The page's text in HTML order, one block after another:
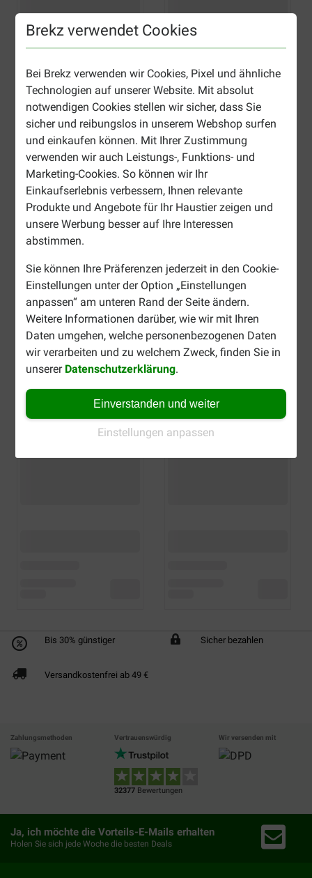
Brekz verwendet Cookies
Bei Brekz verwenden wir Cookies, Pixel und ähnliche
Technologien auf unserer Website. Mit absolut
notwendigen Cookies stellen wir sicher, dass Sie
sicher und reibungslos in unserem Webshop surfen
und einkaufen können. Mit Ihrer Zustimmung
verwenden wir auch Leistungs-, Funktions- und
Marketing-Cookies. So können wir Ihr
Einkaufserlebnis verbessern, Ihnen relevante
Produkte und Angebote für Ihr Haustier zeigen und
unsere Werbung besser auf Ihre Interessen
abstimmen.
Sie können Ihre Präferenzen jederzeit in den Cookie-
Einstellungen unter der Option „Einstellungen
anpassen“ am unteren Rand der Seite ändern.
Weitere Informationen darüber, wie wir mit Ihren
Daten umgehen, welche personenbezogenen Daten
wir verarbeiten und zu welchem Zweck, finden Sie in
unserer Datenschutzerklärung.
Einverstanden und weiter
Einstellungen anpassen
Bis 30% günstiger Sicher bezahlen
Versandkostenfrei ab 49 €
Zahlungsmethoden Vertrauenswürdig
32377 Bewertungen
Wir versenden mit
Ja, ich möchte die Vorteils-E-Mails erhalten
Holen Sie sich jede Woche die besten Deals